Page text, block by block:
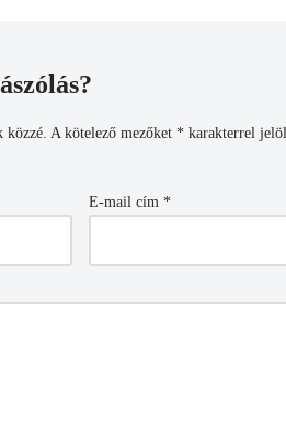
közzé. A kötelező mezőket *karakterrel
E-mail cím *